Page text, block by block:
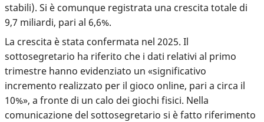
stabili). Si è comunque registrata una crescita totale di
9,7 miliardi, pari al 6,6%.
La crescita è stata confermata nel 2025. Il
sottosegretario ha riferito che i dati relativi al primo
trimestre hanno evidenziato un «significativo
incremento realizzato per il gioco online, pari a circa il
10%», a fronte di un calo dei giochi fisici. Nella
comunicazione del sottosegretario si è fatto riferimento